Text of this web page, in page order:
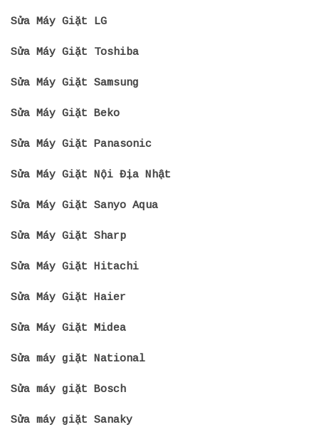
Sửa Máy Giặt LG
Sửa Máy Giặt Toshiba
Sửa Máy Giặt Samsung
Sửa Máy Giặt Beko
Sửa Máy Giặt Panasonic
Sửa Máy Giặt Nội Địa Nhật
Sửa Máy Giặt Sanyo Aqua
Sửa Máy Giặt Sharp
Sửa Máy Giặt Hitachi
Sửa Máy Giặt Haier
Sửa Máy Giặt Midea
Sửa máy giặt National
Sửa máy giặt Bosch
Sửa máy giặt Sanaky